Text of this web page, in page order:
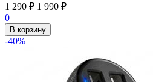
1 290 ₽ 1 990 ₽
0
В корзину
-40%